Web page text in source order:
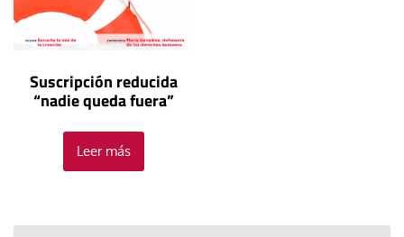
Suscripción reducida
“nadie queda fuera”
Leer más